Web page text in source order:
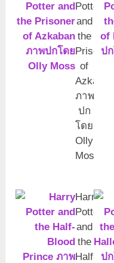
Potter
and
the
Prisoner
of
Azkaban
ภาพ
ปก
โดย
Olly
Moss
Harry
Potter
and
the
Half-